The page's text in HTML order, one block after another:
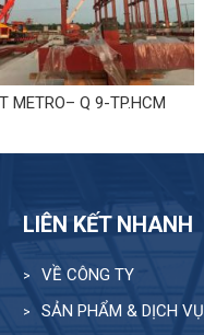
METRO– Q 9-TP.HCM
LIÊN KẾT NHANH
VỀ CÔNG TY
SẢN PHẨM & DỊCH VỤ